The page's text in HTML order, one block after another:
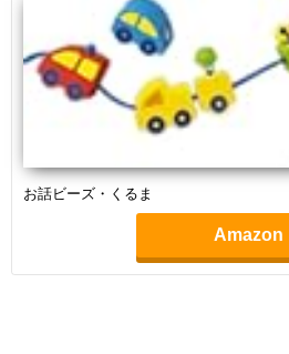
お話ビーズ・くるま
Amazon